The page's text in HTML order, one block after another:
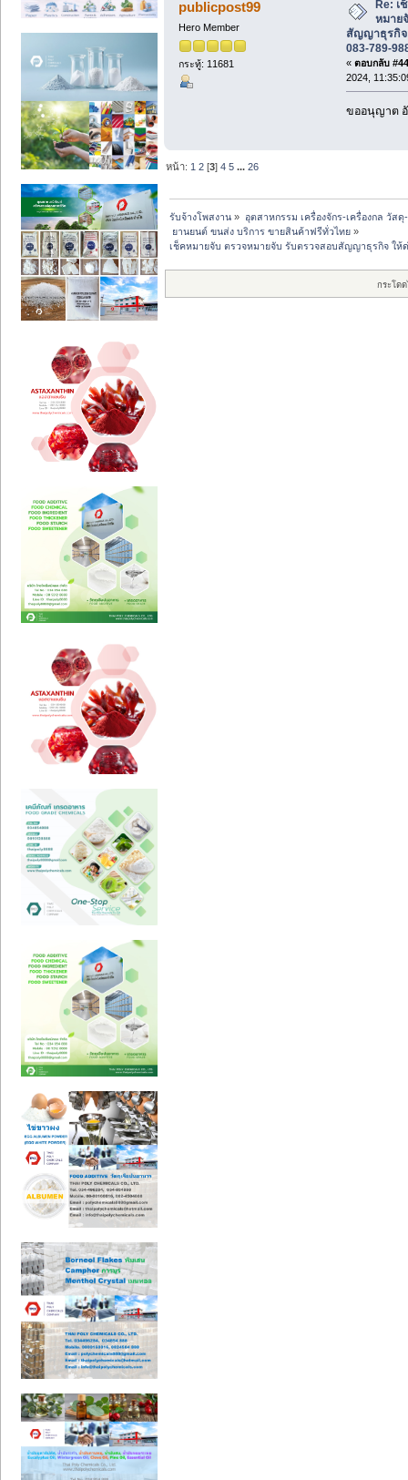
publicpost99
Hero Member
กระทู้: 11681
Re: เ
หมาย
สัญญาธุรกิจ
083-789-
« ตอบกลับ
2024,
ขออนุญาต
หน้า: 1 2 [3]4 5 ...26
รับจ้างโพสงาน » อุตสาหกรรม เครื่องจักร-เครื่องกล วัส
ยานยนต์ ขนส่ง บริการ ขายสินค้าฟรีทั่วไทย »
เช็คหมายจับ ตรวจหมายจับ รับตรวจสอบสัญญาธุรกิจ ให้
กระโด